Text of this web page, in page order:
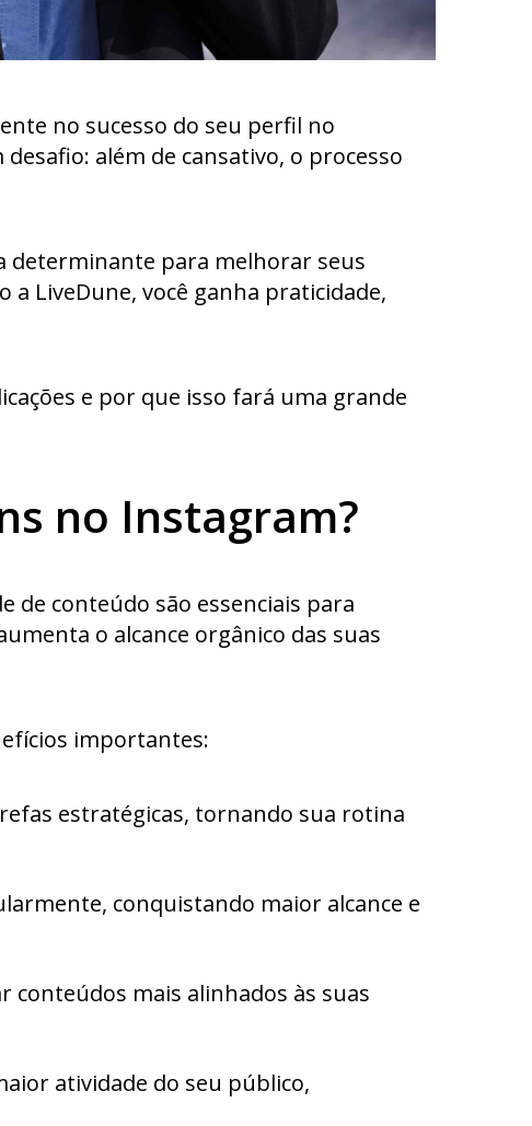
no sucesso do seu perfil no
além de cansativo, o processo
determinante para melhorar seus
LiveDune, você ganha praticidade,
e por que isso fará uma grande
no Instagram?
de conteúdo são essenciais para
o alcance orgânico das suas
importantes:
estratégicas, tornando sua rotina
conquistando maior alcance e
conteúdos mais alinhados às suas
atividade do seu público,